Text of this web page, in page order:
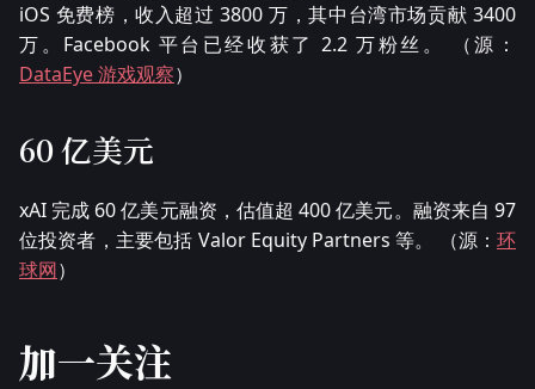
iOS 免费榜，收入超过 3800 万，其中台湾市场贡献 3400
万。Facebook 平台已经收获了 2.2 万粉丝。 （源：
DataEye 游戏观察）
60 亿美元
xAI 完成 60 亿美元融资，估值超 400 亿美元。融资来自 97
位投资者，主要包括 Valor Equity Partners 等。 （源： 环
球网）
加一关注